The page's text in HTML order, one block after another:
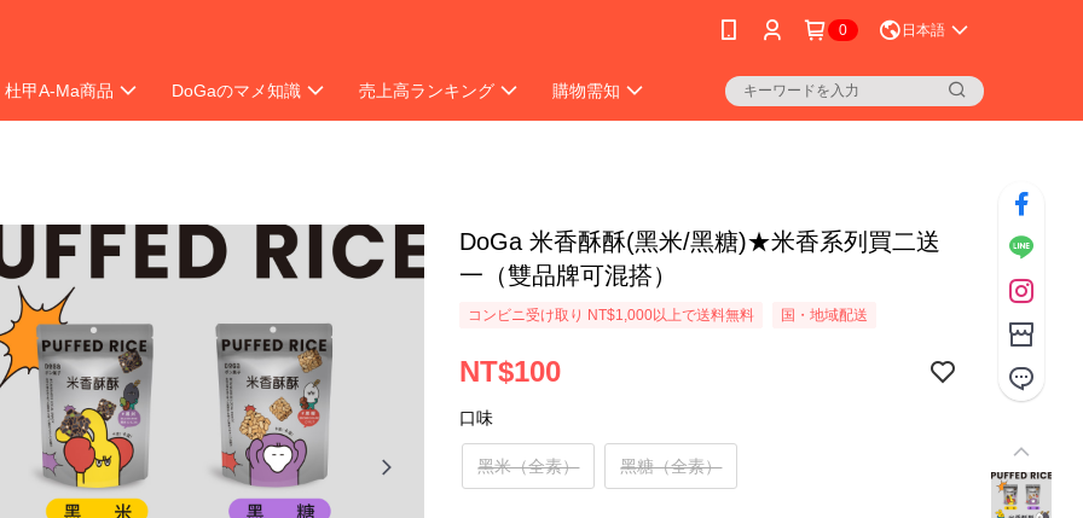
0 日本語
杜甲A-Ma商品 DoGaのマメ知識 売上高ランキング 購物需知
DoGa 米香酥酥(黑米/黑糖)★米香系列買二送
一（雙品牌可混搭）
コンビニ受け取り NT$1,000以上で送料無料 国・地域配送
NT$100
口味
黑米（全素） 黑糖（全素）